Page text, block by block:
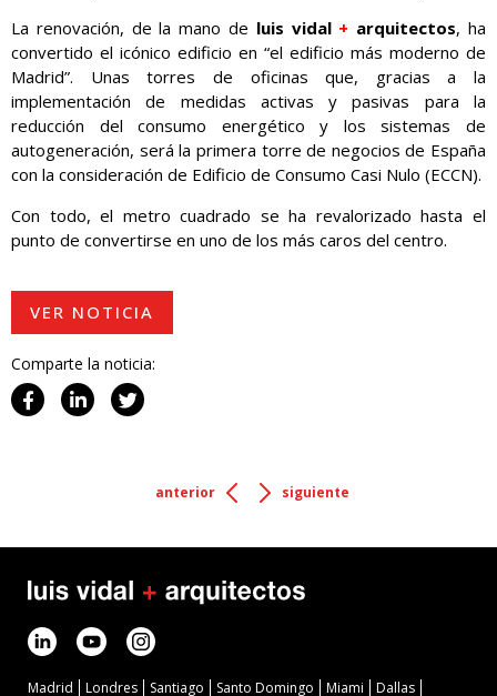
La renovación, de la mano de luis vidal + arquitectos, ha
convertido el icónico edificio en “el edificio más moderno de
Madrid”. Unas torres de oficinas que, gracias a la
implementación de medidas activas y pasivas para la
reducción del consumo energético y los sistemas de
autogeneración, será la primera torre de negocios de España
con la consideración de Edificio de Consumo Casi Nulo (ECCN).
Con todo, el metro cuadrado se ha revalorizado hasta el
punto de convertirse en uno de los más caros del centro.
VER NOTICIA
Comparte la noticia:
anterior siguiente
Madrid Londres Santiago Santo Domingo Miami Dallas